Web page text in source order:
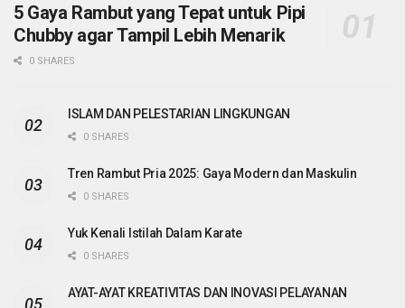
5 Gaya Rambut yang Tepat untuk Pipi
Chubby agar Tampil Lebih Menarik
0 SHARES
ISLAM DAN PELESTARIAN LINGKUNGAN
0 SHARES
Tren Rambut Pria 2025: Gaya Modern dan Maskulin
0 SHARES
Yuk Kenali Istilah Dalam Karate
0 SHARES
AYAT-AYAT KREATIVITAS DAN INOVASI PELAYANAN